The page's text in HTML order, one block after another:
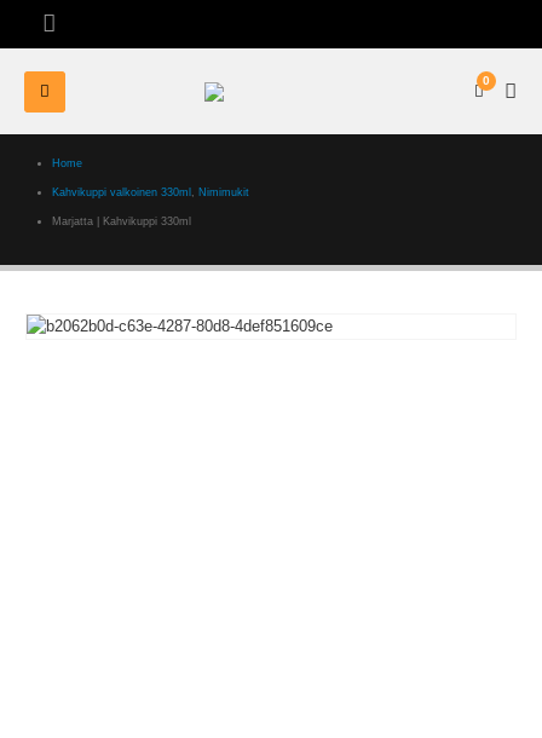
0
Home
Kahvikuppi valkoinen 330ml , Nimimukit
Marjatta | Kahvikuppi 330ml